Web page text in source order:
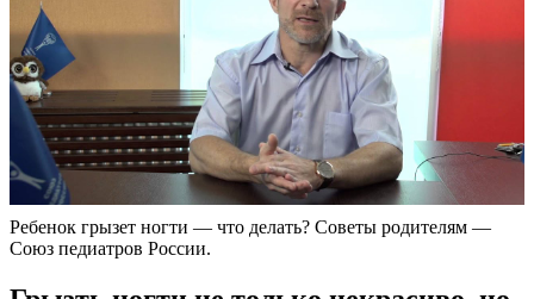
Ребенок грызет ногти — что делать? Советы родителям —
Союз педиатров России.